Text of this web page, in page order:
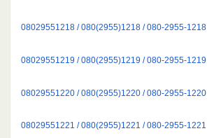
08029551218 / 080(2955)1218 / 080-2955-1218
08029551219 / 080(2955)1219 / 080-2955-1219
08029551220 / 080(2955)1220 / 080-2955-1220
08029551221 / 080(2955)1221 / 080-2955-1221